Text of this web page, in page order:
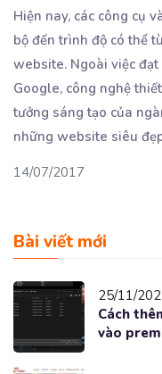
Hiện nay, các công cụ
bộ đến trình độ có thể
website. Ngoài việc
Google, công nghệ
tưởng sáng tạo của
những website siêu
14/07/2017
Bài viết mới
25/11/
Cách
vào